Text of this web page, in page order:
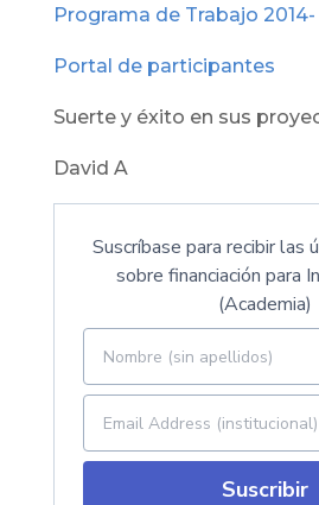
Programa de Trabajo 2014-
Portal de participantes
Suerte y éxito en sus
David A
Suscríbase para recibir las
sobre financiación para
(Academia)
Suscribir